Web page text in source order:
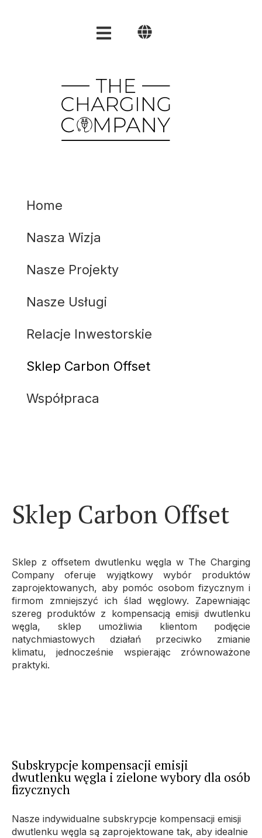
Home
Nasza Wizja
Nasze Projekty
Nasze Usługi
Relacje Inwestorskie
Sklep Carbon Offset
Współpraca
Sklep Carbon Offset
Sklep z offsetem dwutlenku węgla w The Charging
Company oferuje wyjątkowy wybór produktów
zaprojektowanych, aby pomóc osobom fizycznym i
firmom zmniejszyć ich ślad węglowy. Zapewniając
szereg produktów z kompensacją emisji dwutlenku
węgla, sklep umożliwia klientom podjęcie
natychmiastowych działań przeciwko zmianie
klimatu, jednocześnie wspierając zrównoważone
praktyki.
Subskrypcje kompensacji emisji
dwutlenku węgla i zielone wybory dla osób
fizycznych
Nasze indywidualne subskrypcje kompensacji emisji
dwutlenku węgla są zaprojektowane tak, aby idealnie